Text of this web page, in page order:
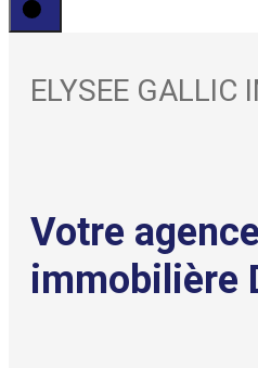
ELYSEE GALLIC
Votre agence
immobilière